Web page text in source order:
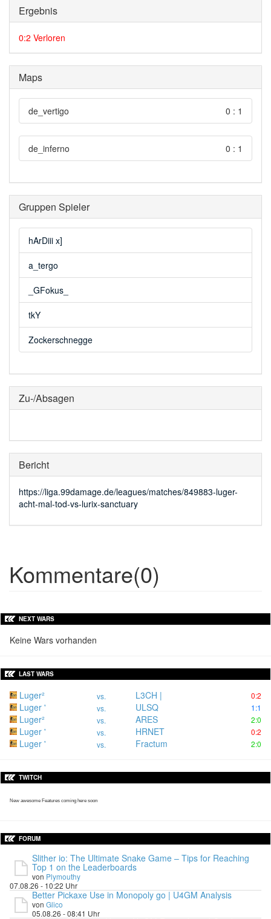
Ergebnis
0:2 Verloren
Maps
de_vertigo 0 : 1
de_inferno 0 : 1
Gruppen Spieler
hArDiii x]
a_tergo
_GFokus_
tkY
Zockerschnegge
Zu-/Absagen
Bericht
https://liga.99damage.de/leagues/matches/849883-luger-
acht-mal-tod-vs-lurix-sanctuary
Kommentare(0)
NEXT WARS
Keine Wars vorhanden
LAST WARS
Luger² vs. L3CH | 0:2
Luger ' vs. ULSQ 1:1
Luger² vs. ARES 2:0
Luger ' vs. HRNET 0:2
Luger ' vs. Fractum 2:0
TWITCH
New awesome Features coming here soon
FORUM
Slither io: The Ultimate Snake Game – Tips for Reaching
Top 1 on the Leaderboards
von Plymouthy
07.08.26 - 10:22 Uhr
Better Pickaxe Use in Monopoly go | U4GM Analysis
von Glico
05.08.26 - 08:41 Uhr